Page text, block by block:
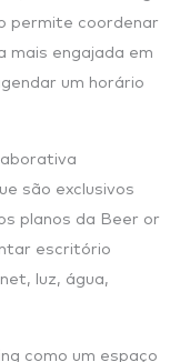
permite coordenar
mais engajada em
um horário
são exclusivos
planos da Beer or
escritório
luz, água,
como um espaço